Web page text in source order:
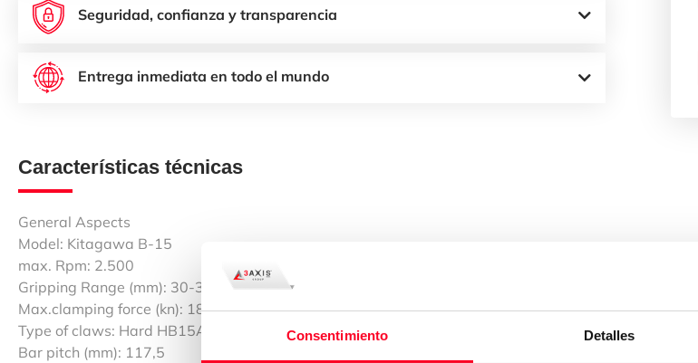
Consentimiento Detalles
Seguridad, confianza y transparencia
Entrega inmediata en todo el mundo
Características técnicas
General Aspects
Model: Kitagawa B-15
max. Rpm: 2.500
Gripping Range (mm): 30-381
Max.clamping force (kn): 180
Type of claws: Hard HB15A1 and soft SJ15C1
Bar pitch (mm): 117,5